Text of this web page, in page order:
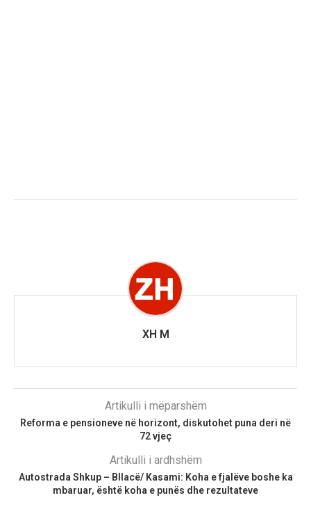
XH M
Artikulli i mëparshëm
Reforma e pensioneve në horizont, diskutohet puna deri në
72 vjeç
Artikulli i ardhshëm
Autostrada Shkup – Bllacë/ Kasami: Koha e fjalëve boshe ka
mbaruar, është koha e punës dhe rezultateve